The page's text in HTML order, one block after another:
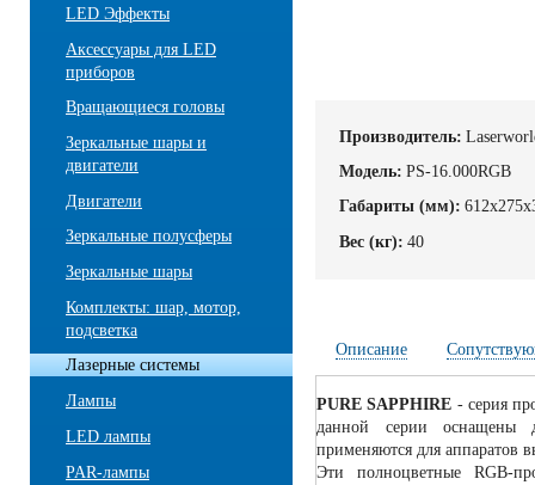
LED Эффекты
Аксессуары для LED
приборов
Вращающиеся головы
Зеркальные шары и
двигатели
Двигатели
Зеркальные полусферы
Зеркальные шары
Комплекты: шар, мотор,
подсветка
Лазерные системы
Лампы
LED лампы
PAR-лампы
Производитель:
Модель: PS-16.000RGB
Габариты (мм):
Вес (кг): 40
Описание
PURE SAPPHIRE - серия
данной серии
применяются для аппаратов
Эти полноцветные RGB-